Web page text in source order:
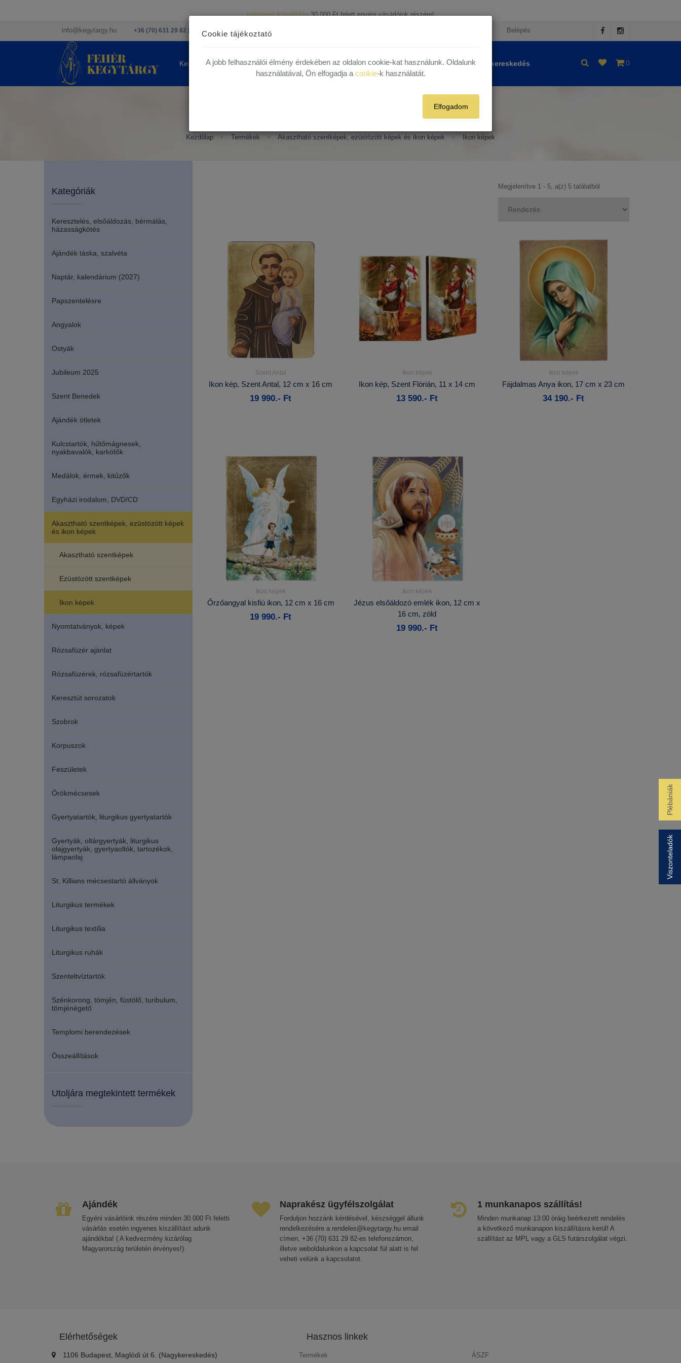
Ingyenes kiszállítás 30.000 Ft felett egyéni vásárlóink részére!
info@kegytargy.hu
+36 (70) 631 29 82 | +36 ( 1 ) 201 29 82 Belépés
0
Kezdőlap Termékek Rólunk Híreink Kapcsolat Plébániák Nagykereskedés
Plébániák
Viszonteladók
Kezdőlap Termékek Akasztható szentképek, ezüstözött képek és ikon képek Ikon képek
Megjelenítve 1 - 5, a(z) 5 találatból
Kosárba
Szent Antal
Ikon kép, Szent Antal, 12 cm x 16 cm
19 990.- Ft
Részletek...
Kosárba
Ikon képek
Ikon kép, Szent Flórián, 11 x 14 cm
13 590.- Ft
Részletek...
Kosárba
Ikon képek
Fájdalmas Anya ikon, 17 cm x 23 cm
34 190.- Ft
Részletek...
Kosárba
Ikon képek
Őrzőangyal kisfiú ikon, 12 cm x 16 cm
19 990.- Ft
Részletek...
Kosárba
Ikon képek
Jézus elsőáldozó emlék ikon, 12 cm x
16 cm, zöld
19 990.- Ft
Kategóriák
Keresztelés, elsőáldozás, bérmálás,
házasságkötés
Ajándék táska, szalvéta
Naptár, kalendárium (2027)
Papszentelésre
Angyalok
Ostyák
Jubileum 2025
Szent Benedek
Ajándék ötletek
Kulcstartók, hűtőmágnesek,
nyakbavalók, karkötők
Medálok, érmek, kitűzők
Egyházi irodalom, DVD/CD
Akasztható szentképek, ezüstözött képek
és ikon képek
Akasztható szentképek
Ezüstözött szentképek
Ikon képek
Nyomtatványok, képek
Rózsafüzér ajánlat
Rózsafüzérek, rózsafüzértartók
Keresztút sorozatok
Szobrok
Korpuszok
Feszületek
Örökmécsesek
Gyertyatartók, liturgikus gyertyatartók
Gyertyák, oltárgyertyák, liturgikus
olajgyertyák, gyertyaoltók, tartozékok,
lámpaolaj
St. Killians mécsestartó állványok
Liturgikus termékek
Liturgikus textília
Liturgikus ruhák
Szenteltvíztartók
Szénkorong, tömjén, füstölő, turibulum,
tömjénégető
Templomi berendezések
Összeállítások
Utoljára megtekintett termékek
Ajándék
Egyéni vásárlóink részére minden 30.000 Ft feletti
vásárlás esetén ingyenes kiszállítást adunk
ajándékba! ( A kedvezmény kizárólag
Magyarország területén érvényes!)
Naprakész ügyfélszolgálat
Forduljon hozzánk kérdésével, készséggel állunk
rendelkezésére a rendeles@kegytargy.hu email
címen, +36 (70) 631 29 82-es telefonszámon,
illetve weboldalunkon a kapcsolat fül alatt is fel
veheti velünk a kapcsolatot.
1 munkanapos szállítás!
Minden munkanap 13:00 óráig beérkezett rendelés
a következő munkanapon kiszállításra kerül! A
szállítást az MPL vagy a GLS futárszolgálat végzi.
Elérhetőségek
1106 Budapest, Maglódi út 6. (Nagykereskedés)
Hasznos linkek
Termékek ÁSZF
Cookie tájékoztató
A jobb felhasználói élmény érdekében az oldalon cookie-kat használunk. Oldalunk
használatával, Ön elfogadja a cookie-k használatát.
Elfogadom